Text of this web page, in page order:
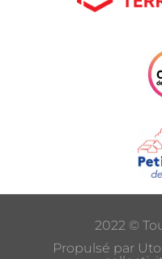
2022 ©
Propulsé par